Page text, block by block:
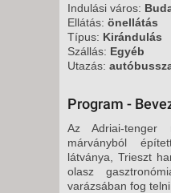
Indulási város:
Ellátás: önellátás
Típus: Kirándulás
Szállás: Egyéb
Utazás:
Program -
Az Adriai-tenger
márványból
látványa, Trieszt
olasz
varázsában fog